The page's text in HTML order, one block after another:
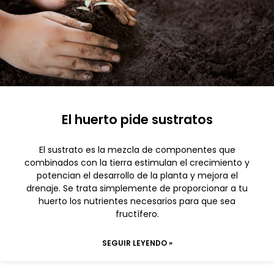
El huerto pide sustratos
El sustrato es la mezcla de componentes que
combinados con la tierra estimulan el crecimiento y
potencian el desarrollo de la planta y mejora el
drenaje. Se trata simplemente de proporcionar a tu
huerto los nutrientes necesarios para que sea
fructífero.
SEGUIR LEYENDO »